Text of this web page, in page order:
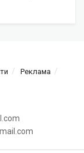
Реклама